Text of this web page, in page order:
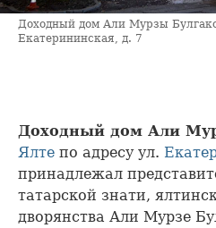
Доходный дом Али Мурзы
Екатерининская, д. 7
Доходный дом Али
Ялте по адресу ул.
принадлежал
татарской знати,
дворянства Али Мурзе